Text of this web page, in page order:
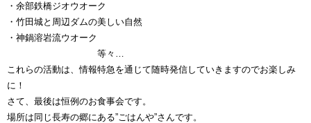
・余部鉄橋ジオウオーク
・竹田城と周辺ダムの美しい自然
・神鍋溶岩流ウオーク
等々…
これらの活動は、情報特急を通じて随時発信していきますのでお楽しみ
に！
さて、最後は恒例のお食事会です。
場所は同じ長寿の郷にある”ごはんや”さんです。